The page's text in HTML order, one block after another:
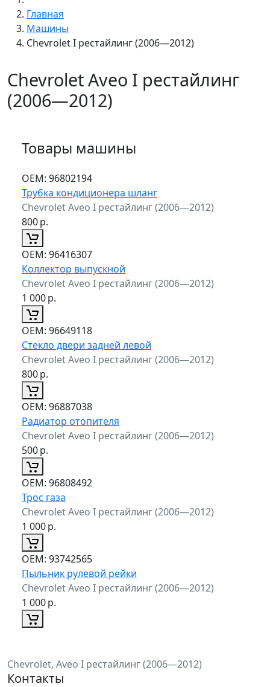
Главная
Машины
Chevrolet I рестайлинг (2006—2012)
Chevrolet Aveo I рестайлинг
(2006—2012)
Товары машины
ОЕМ: 96802194
Трубка кондиционера шланг
Chevrolet Aveo I рестайлинг (2006—2012)
800р.
ОЕМ: 96416307
Коллектор выпускной
Chevrolet Aveo I рестайлинг (2006—2012)
1 000р.
ОЕМ: 96649118
Стекло двери задней левой
Chevrolet Aveo I рестайлинг (2006—2012)
800р.
ОЕМ: 96887038
Радиатор отопителя
Chevrolet Aveo I рестайлинг (2006—2012)
500р.
ОЕМ: 96808492
Трос газа
Chevrolet Aveo I рестайлинг (2006—2012)
1 000р.
ОЕМ: 93742565
Пыльник рулевой рейки
Chevrolet Aveo I рестайлинг (2006—2012)
1 000р.
Chevrolet, Aveo I рестайлинг (2006—2012)
Контакты